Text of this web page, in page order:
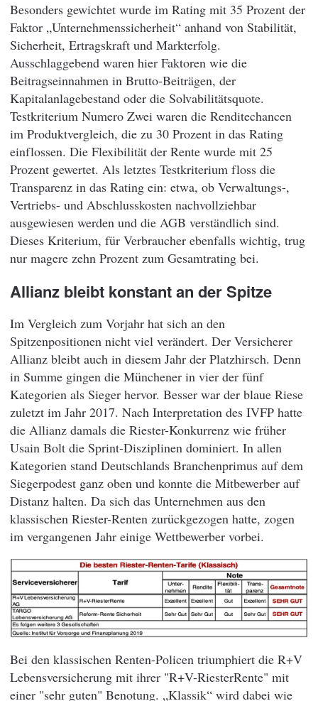
Besonders gewichtet wurde im Rating mit 35 Prozent der
Faktor „Unternehmenssicherheit“ anhand von Stabilität,
Sicherheit, Ertragskraft und Markterfolg.
Ausschlaggebend waren hier Faktoren wie die
Beitragseinnahmen in Brutto-Beiträgen, der
Kapitalanlagebestand oder die Solvabilitätsquote.
Testkriterium Numero Zwei waren die Renditechancen
im Produktvergleich, die zu 30 Prozent in das Rating
einflossen. Die Flexibilität der Rente wurde mit 25
Prozent gewertet. Als letztes Testkriterium floss die
Transparenz in das Rating ein: etwa, ob Verwaltungs-,
Vertriebs- und Abschlusskosten nachvollziehbar
ausgewiesen werden und die AGB verständlich sind.
Dieses Kriterium, für Verbraucher ebenfalls wichtig, trug
nur magere zehn Prozent zum Gesamtrating bei.
Allianz bleibt konstant an der Spitze
Im Vergleich zum Vorjahr hat sich an den
Spitzenpositionen nicht viel verändert. Der Versicherer
Allianz bleibt auch in diesem Jahr der Platzhirsch. Denn
in Summe gingen die Münchener in vier der fünf
Kategorien als Sieger hervor. Besser war der blaue Riese
zuletzt im Jahr 2017. Nach Interpretation des IVFP hatte
die Allianz damals die Riester-Konkurrenz wie früher
Usain Bolt die Sprint-Disziplinen dominiert. In allen
Kategorien stand Deutschlands Branchenprimus auf dem
Siegerpodest ganz oben und konnte die Mitbewerber auf
Distanz halten. Da sich das Unternehmen aus den
klassischen Riester-Renten zurückgezogen hatte, zogen
im vergangenen Jahr einige Wettbewerber vorbei.
Bei den klassischen Renten-Policen triumphiert die R+V
Lebensversicherung mit ihrer "R+V-RiesterRente" mit
einer "sehr guten" Benotung. „Klassik“ wird dabei wie